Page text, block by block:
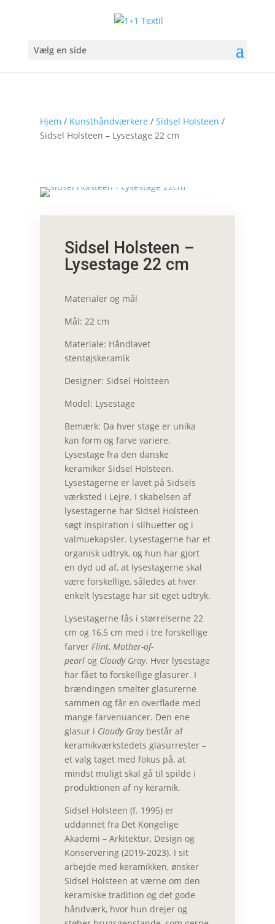
Vælg en side
Hjem / Kunsthåndværkere / Sidsel Holsteen /
Sidsel Holsteen – Lysestage 22 cm
Sidsel Holsteen –
Lysestage 22 cm
Materialer og mål
Mål: 22 cm
Materiale: Håndlavet
stentøjskeramik
Designer: Sidsel Holsteen
Model: Lysestage
Bemærk: Da hver stage er unika
kan form og farve variere.
Lysestage fra den danske
keramiker Sidsel Holsteen.
Lysestagerne er lavet på Sidsels
værksted i Lejre. I skabelsen af
lysestagerne har Sidsel Holsteen
søgt inspiration i silhuetter og i
valmuekapsler. Lysestagerne har et
organisk udtryk, og hun har gjort
en dyd ud af, at lysestagerne skal
være forskellige, således at hver
enkelt lysestage har sit eget udtryk.
Lysestagerne fås i størrelserne 22
cm og 16,5 cm med i tre forskellige
farver Flint, Mother-of-
pearlog Cloudy Gray. Hver lysestage
har fået to forskellige glasurer. I
brændingen smelter glasurerne
sammen og får en overflade med
mange farvenuancer. Den ene
glasur i Cloudy Graybestår af
keramikværkstedets glasurrester –
et valg taget med fokus på, at
mindst muligt skal gå til spilde i
produktionen af ny keramik.
Sidsel Holsteen (f. 1995) er
uddannet fra Det Kongelige
Akademi – Arkitektur, Design og
Konservering (2019-2023). I sit
arbejde med keramikken, ønsker
Sidsel Holsteen at værne om den
keramiske tradition og det gode
håndværk, hvor hun drejer og